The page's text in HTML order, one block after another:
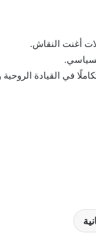
أغنت النقاش.
في القيادة الروحية